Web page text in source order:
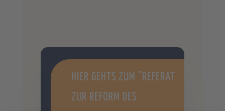
HIER GEHTS ZUM "REFERAT
ZUR REFORM DES